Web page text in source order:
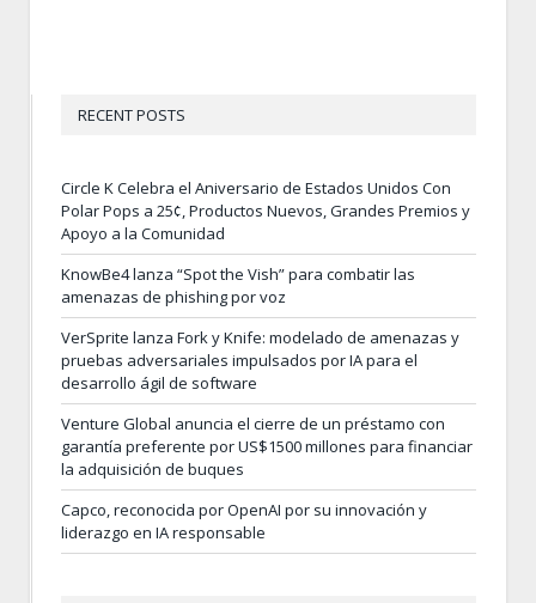
RECENT POSTS
Circle K Celebra el Aniversario de Estados Unidos Con
Polar Pops a 25¢, Productos Nuevos, Grandes Premios y
Apoyo a la Comunidad
KnowBe4 lanza “Spot the Vish” para combatir las
amenazas de phishing por voz
VerSprite lanza Fork y Knife: modelado de amenazas y
pruebas adversariales impulsados por IA para el
desarrollo ágil de software
Venture Global anuncia el cierre de un préstamo con
garantía preferente por US$1500 millones para financiar
la adquisición de buques
Capco, reconocida por OpenAI por su innovación y
liderazgo en IA responsable